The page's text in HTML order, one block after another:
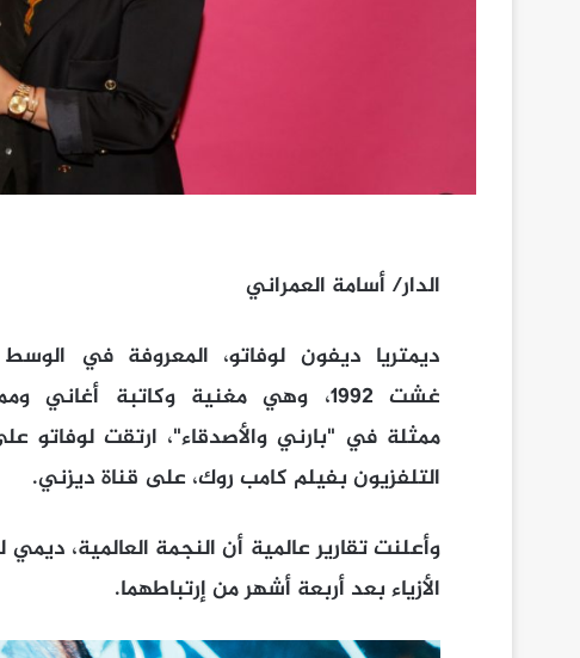
الدار/ أسامة العمراني
غشت 1992، وهي مغنية وكاتبة
التلفزيون بفيلم كامب روك، على قناة ديزني.
وأعلنت تقارير عالمية أن النجمة العالمية،
الأزياء بعد أربعة أشهر من إرتباطهما.